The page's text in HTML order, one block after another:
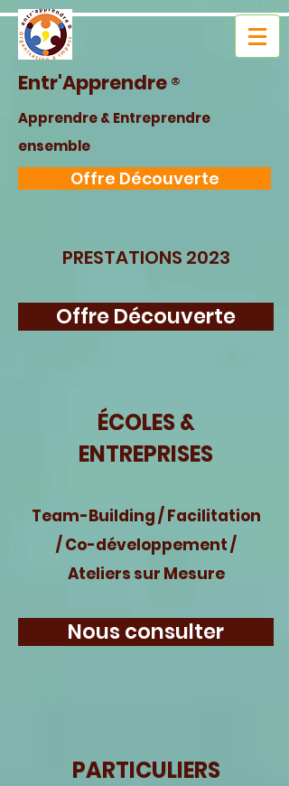
Entr'Apprendre®
Apprendre & Entreprendre
ensemble
Offre Découverte
PRESTATIONS 2023
Offre Découverte
ÉCOLES &
ENTREPRISES
Team-Building / Facilitation
/ Co-développement /
Ateliers sur Mesure
Nous consulter
PARTICULIERS